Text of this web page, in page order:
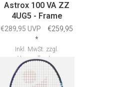
Astrox 100 VA ZZ
4UG5 - Frame
€289,95 UVP
€259,95
*
Inkl. MwSt. zzgl.
Versandkosten